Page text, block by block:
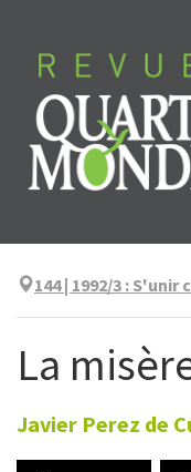
contenu
144 | 1992/3 : S'unir
La
Javier Perez de